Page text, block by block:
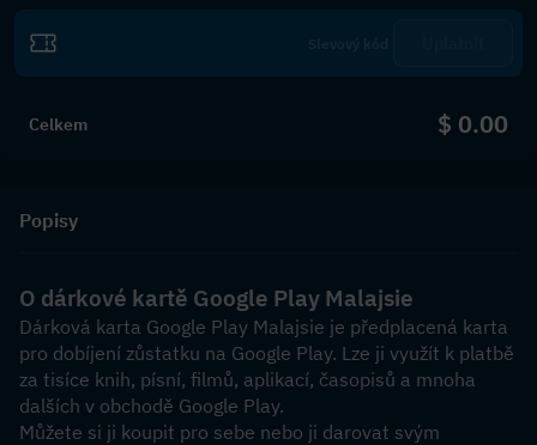
Celkem $ 0.00
Popisy
O dárkové kartě Google Play Malajsie
Dárková karta Google Play Malajsie je předplacená karta
pro dobíjení zůstatku na Google Play. Lze ji využít k platbě
za tisíce knih, písní, filmů, aplikací, časopisů a mnoha
dalších v obchodě Google Play.
Můžete si ji koupit pro sebe nebo ji darovat svým